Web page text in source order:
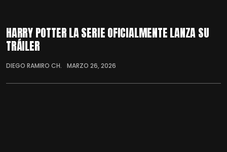
HARRY POTTER LA SERIE OFICIALMENTE LANZA SU
TRÁILER
DIEGO RAMIRO CH. MARZO 26, 2026